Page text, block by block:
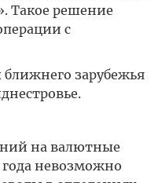
Такое решение
с
зарубежья
на валютные
года невозможно